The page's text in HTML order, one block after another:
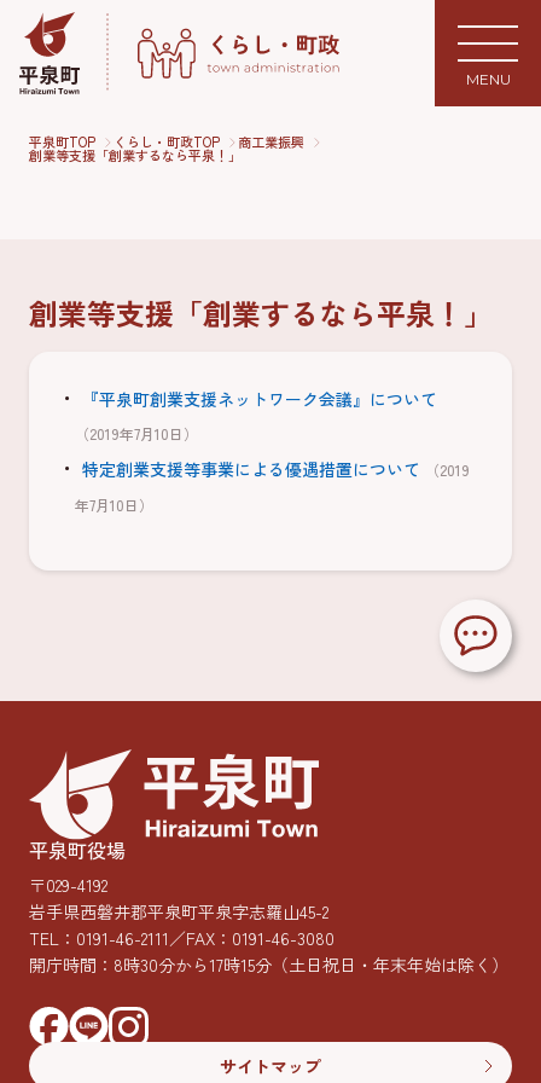
MENU
平泉町TOP くらし・町政TOP 商工業振興
創業等支援「創業するなら平泉！」
創業等支援「創業するなら平泉！」
『平泉町創業支援ネットワーク会議』について
（2019年7月10日）
特定創業支援等事業による優遇措置について
（2019
年7月10日）
平泉町役場
〒029-4192
岩手県西磐井郡平泉町平泉字志羅山45-2
TEL： 0191-46-2111／FAX：0191-46-3080
開庁時間：8時30分から17時15分 （土日祝日・年末年始は除く）
サイトマップ